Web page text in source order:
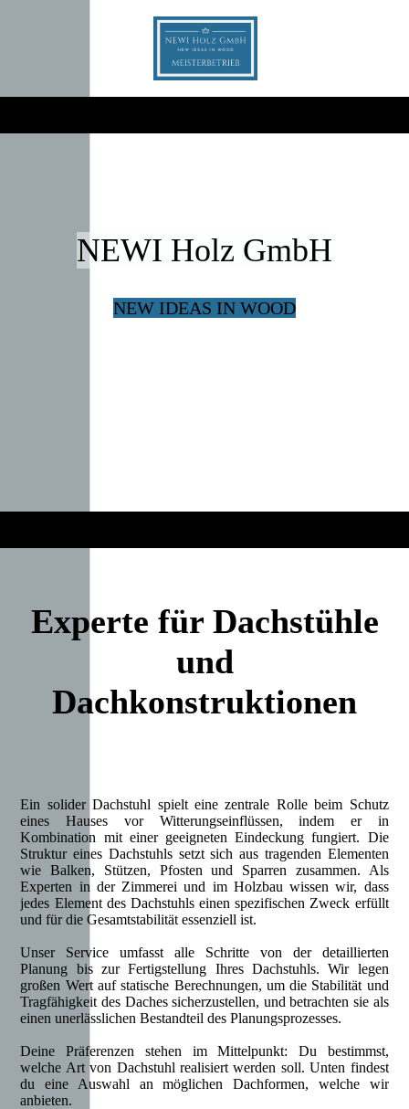
NEWI Holz GmbH
NEW IDEAS IN WOOD
Experte für Dachstühle
und
Dachkonstruktionen
Ein solider Dachstuhl spielt eine zentrale Rolle beim Schutz
eines Hauses vor Witterungseinflüssen, indem er in
Kombination mit einer geeigneten Eindeckung fungiert. Die
Struktur eines Dachstuhls setzt sich aus tragenden Elementen
wie Balken, Stützen, Pfosten und Sparren zusammen. Als
Experten in der Zimmerei und im Holzbau wissen wir, dass
jedes Element des Dachstuhls einen spezifischen Zweck erfüllt
und für die Gesamtstabilität essenziell ist.
Unser Service umfasst alle Schritte von der detaillierten
Planung bis zur Fertigstellung Ihres Dachstuhls. Wir legen
großen Wert auf statische Berechnungen, um die Stabilität und
Tragfähigkeit des Daches sicherzustellen, und betrachten sie als
einen unerlässlichen Bestandteil des Planungsprozesses.
Deine Präferenzen stehen im Mittelpunkt: Du bestimmst,
welche Art von Dachstuhl realisiert werden soll. Unten findest
du eine Auswahl an möglichen Dachformen, welche wir
anbieten.